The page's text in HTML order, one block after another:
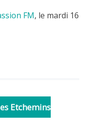
FM, le mardi 16
Etchemins